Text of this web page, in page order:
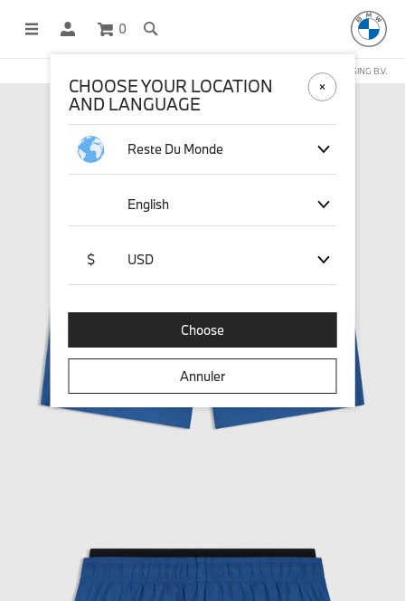
0
BOUTIQUE EN LIGNE GÉRÉE PAR STICHD SPORTSMERCHANDISING B.V.
CHOOSE YOUR LOCATION
AND LANGUAGE
Reste Du Monde
English
$ USD
Choose
Annuler